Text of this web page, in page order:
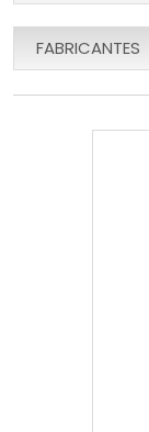
FABRICANTES